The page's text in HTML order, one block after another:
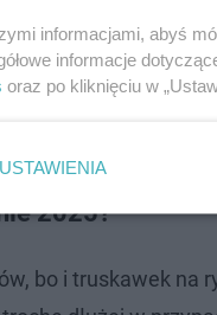
2025?
bo i truskawek na
informacjami, abyś
informacje
oraz po kliknięciu w
USTAWIENIA